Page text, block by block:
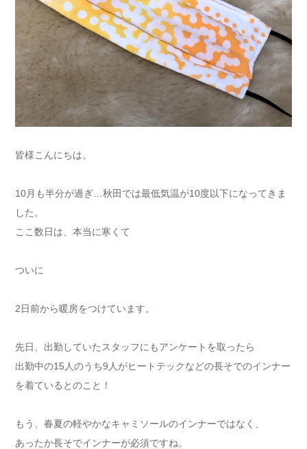
皆様こんにちは。
10月も半分が過ぎ…秋田では最低気温が10度以下になってきま
した。
ここ数日は、本当に寒くて
ついに
2日前から暖房をつけています。
先日、出勤していたスタッフにもアンケートを取ったら
出勤中の15人のうち9人がヒートテックなどの長そでのインナー
を着ているとのこと！
もう、春夏の軽やかなキャミソールのインナーではなく、
あったか長そでインナーが必須ですね。